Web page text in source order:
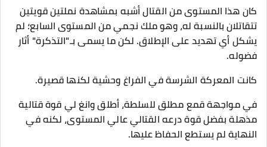
كان هذا المستوى من القتال أشبه بمشاهدة نملتين قويتين
تتقاتلان بالنسبة له، وهو ملك نجمي من المستوى السابع؛ لم
يشكل أي تهديد على الإطلاق. لكن ما يسمى بـ"التذكرة" أثار
فضوله.
كانت المعركة الشرسة في الفراغ وحشية لكنها قصيرة.
في مواجهة قمع مطلق للسلطة، أطلق وانغ لي قوة قتالية
مذهلة بفضل قوة درعه القتالي عالي المستوى، لكنه في
النهاية لم يستطع الحفاظ عليها.